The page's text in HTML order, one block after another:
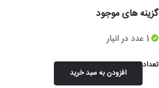
گزینه های موجود
تعداد
افزودن به سبد خرید